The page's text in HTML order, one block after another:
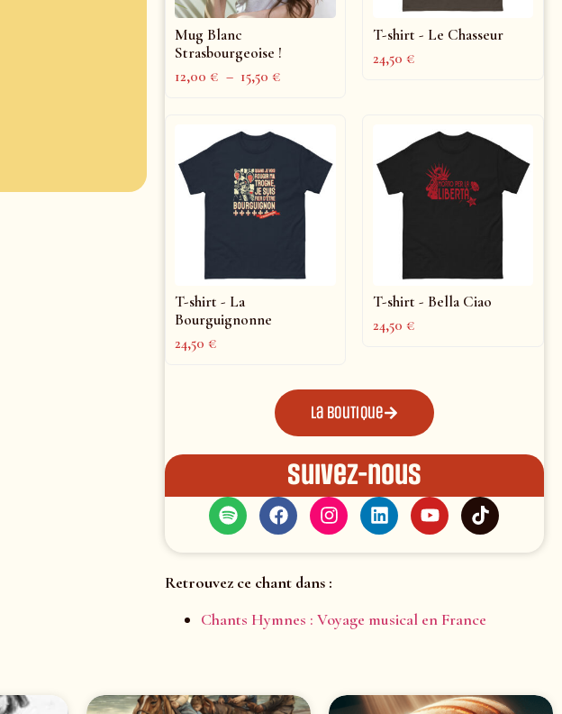
Mug Blanc
Strasbourgeoise !
12,00€ – 15,50€
T-shirt - Le Chasseur
24,50€
T-shirt - La
Bourguignonne
24,50€
T-shirt - Bella Ciao
24,50€
La boutique
Suivez-nous
Retrouvez ce chant dans :
Chants Hymnes : Voyage musical en France